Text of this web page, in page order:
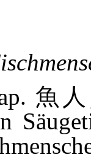
魚